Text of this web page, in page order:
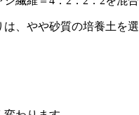
、やや砂質の培養土を